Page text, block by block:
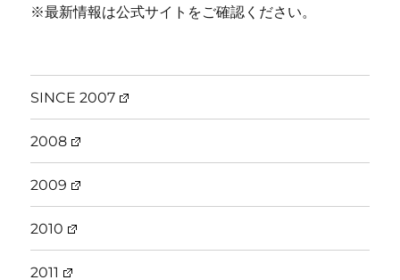
※最新情報は公式サイトをご確認ください。
SINCE 2007
2008
2009
2010
2011